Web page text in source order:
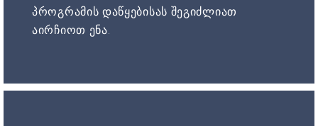
პროგრამის დაწყებისას შეგიძლიათ
აირჩიოთ ენა.